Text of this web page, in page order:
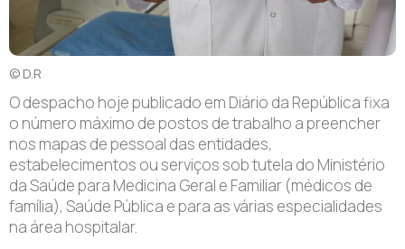
© D.R
O despacho hoje publicado em Diário da República fixa
o número máximo de postos de trabalho a preencher
nos mapas de pessoal das entidades,
estabelecimentos ou serviços sob tutela do Ministério
da Saúde para Medicina Geral e Familiar (médicos de
família), Saúde Pública e para as várias especialidades
na área hospitalar.